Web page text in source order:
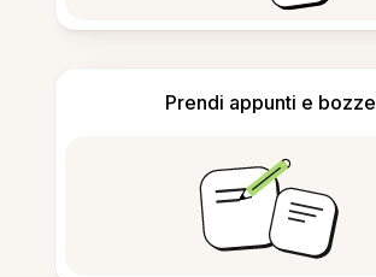
Prendi appunti e bozze